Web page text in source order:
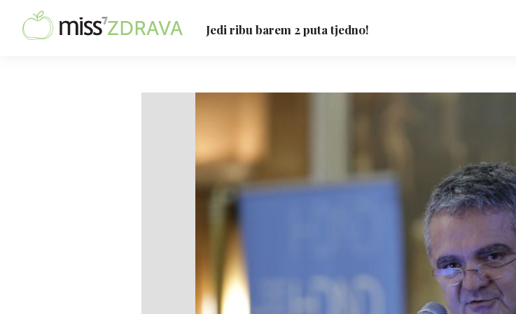
Jedi ribu barem 2 puta tjedno!